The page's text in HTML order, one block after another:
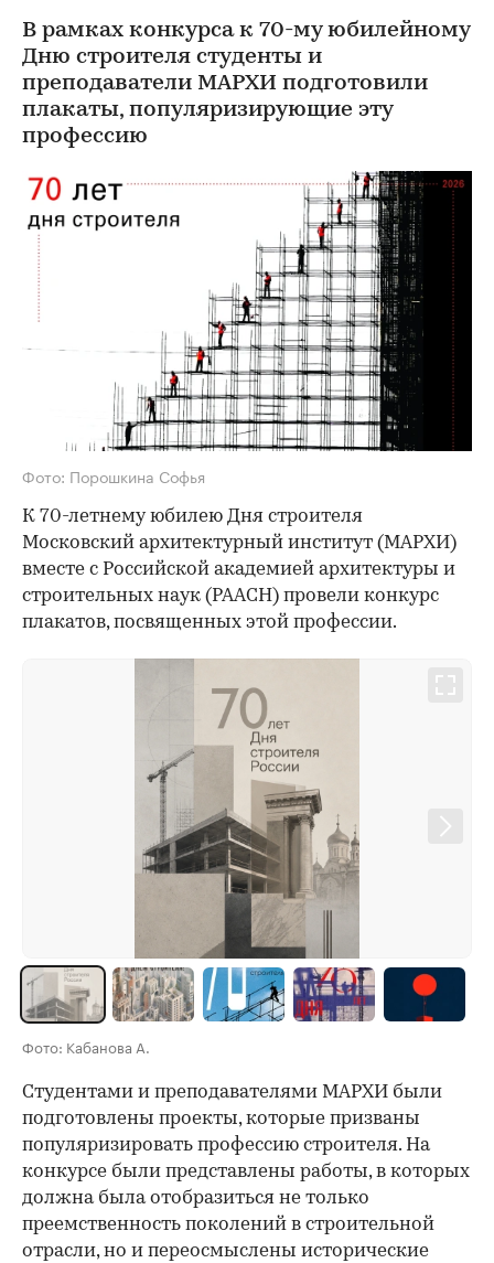
В рамках конкурса к 70-му юбилейному
Дню строителя студенты и
преподаватели МАРХИ подготовили
плакаты, популяризирующие эту
профессию
Фото: Порошкина Софья
К 70-летнему юбилею Дня строителя
Московский архитектурный институт (МАРХИ)
вместе с Российской академией архитектуры и
строительных наук (РААСН) провели конкурс
плакатов, посвященных этой профессии.
Фото: Кабанова А.
Студентами и преподавателями МАРХИ были
подготовлены проекты, которые призваны
популяризировать профессию строителя. На
конкурсе были представлены работы, в которых
должна была отобразиться не только
преемственность поколений в строительной
отрасли, но и переосмыслены исторические